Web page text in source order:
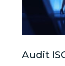
Audit